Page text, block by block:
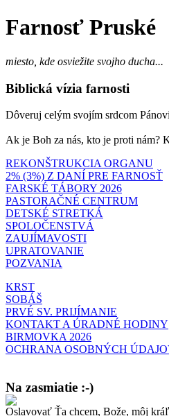
Farnosť Pruské
miesto, kde osviežite svojho ducha...
Biblická vízia farnosti
Dôveruj celým svojím srdcom
Ak je Boh za nás, kto je proti nám?
REKONŠTRUKCIA ORGANU
2% (3%) Z DANÍ PRE FARNOSŤ
FARSKÉ TÁBORY 2026
PASTORAČNÉ CENTRUM
DETSKÉ STRETKÁ
SPOLOČENSTVÁ
ZAUJÍMAVOSTI
UPRATOVANIE
POZVANIA
KRST
SOBÁŠ
PRVÉ SV. PRIJÍMANIE
KONTAKT A ÚRADNÉ HODINY
BIRMOVKA 2026
OCHRANA OSOBNÝCH
Na zasmiatie :-)
Oslavovať Ťa chcem, Bože, môj